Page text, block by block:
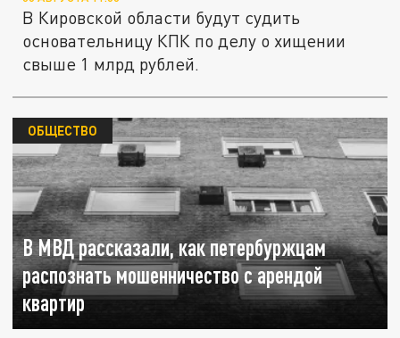
В Кировской области будут судить
основательницу КПК по делу о хищении
свыше 1 млрд рублей.
В МВД рассказали, как петербуржцам
распознать мошенничество с арендой
квартир
ОБЩЕСТВО